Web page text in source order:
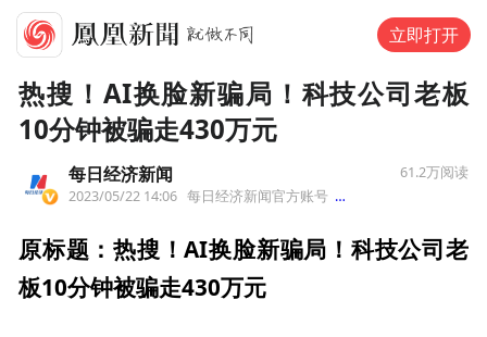
立即打开
热搜！AI换脸新骗局！科技公司老板
10分钟被骗走430万元
每日经济新闻
2023/05/22 14:06 每日经济新闻官方账号 来自北京
61.2万阅读
原标题：热搜！AI换脸新骗局！科技公司老
板10分钟被骗走430万元